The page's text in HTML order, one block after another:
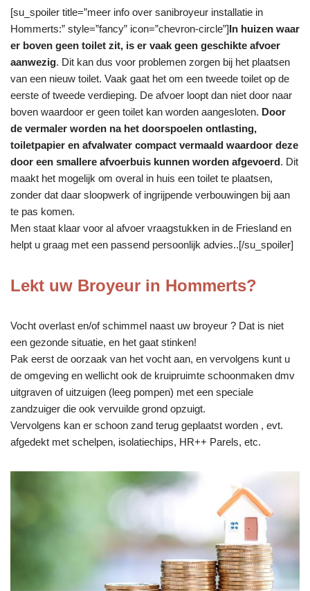
[su_spoiler title=”meer info over sanibroyeur installatie in
Hommerts:” style=”fancy” icon=”chevron-circle”]In huizen waar
er boven geen toilet zit, is er vaak geen geschikte afvoer
aanwezig. Dit kan dus voor problemen zorgen bij het plaatsen
van een nieuw toilet. Vaak gaat het om een tweede toilet op de
eerste of tweede verdieping. De afvoer loopt dan niet door naar
boven waardoor er geen toilet kan worden aangesloten. Door
de vermaler worden na het doorspoelen ontlasting,
toiletpapier en afvalwater compact vermaald waardoor deze
door een smallere afvoerbuis kunnen worden afgevoerd. Dit
maakt het mogelijk om overal in huis een toilet te plaatsen,
zonder dat daar sloopwerk of ingrijpende verbouwingen bij aan
te pas komen.
Men staat klaar voor al afvoer vraagstukken in de Friesland en
helpt u graag met een passend persoonlijk advies..[/su_spoiler]
Lekt uw Broyeur in Hommerts?
Vocht overlast en/of schimmel naast uw broyeur ? Dat is niet
een gezonde situatie, en het gaat stinken!
Pak eerst de oorzaak van het vocht aan, en vervolgens kunt u
de omgeving en wellicht ook de kruipruimte schoonmaken dmv
uitgraven of uitzuigen (leeg pompen) met een speciale
zandzuiger die ook vervuilde grond opzuigt.
Vervolgens kan er schoon zand terug geplaatst worden , evt.
afgedekt met schelpen, isolatiechips, HR++ Parels, etc.